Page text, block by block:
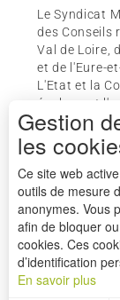
Le Syndicat
des Conseils
Val de Loire,
et de l'Eure-
L'Etat et la
également
Comment
Gestion
les
Ce site web
outils de mesure
anonymes. Vous
afin de bloquer
cookies. Ces
d’identification
En savoir plus